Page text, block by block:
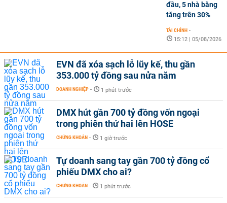
đầu, 5 nhà băng
tăng trên 30%
TÀI CHÍNH -
15:12 | 05/08/2026
EVN đã xóa sạch lỗ lũy kế, thu gần
353.000 tỷ đồng sau nửa năm
DOANH NGHIỆP - 1 phút trước
DMX hút gần 700 tỷ đồng vốn ngoại
trong phiên thứ hai lên HOSE
CHỨNG KHOÁN - 1 giờ trước
Tự doanh sang tay gần 700 tỷ đồng cổ
phiếu DMX cho ai?
CHỨNG KHOÁN - 1 phút trước